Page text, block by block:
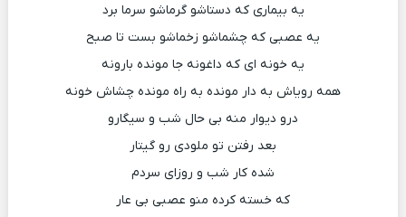
یه بیماری که دستاشو گرماشو سرما برد
یه عصبی که چشماشو زخماشو بست تا صبح
یه خونه ای که داغونه جا مونده بارونه
همه رویاش به دار مونده به راه مونده چشاش خونه
درو دیوار منه بی حال شب و سیگارو
بعد رفتن تو ملودی رو گیتار
شده کار شب و روزای سردم
که خسته کرده منو عصبی بی عار